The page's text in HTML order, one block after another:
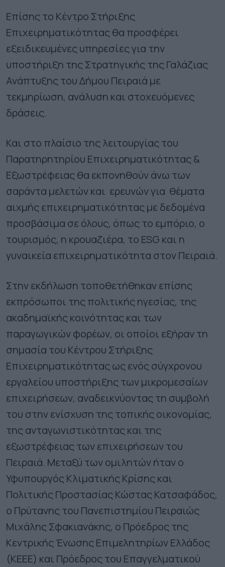
Επίσης το Κέντρο Στήριξης
Επιχειρηματικότητας θα προσφέρει
εξειδικευμένες υπηρεσίες για την
υποστήριξη της Στρατηγικής της Γαλάζιας
Ανάπτυξης του Δήμου Πειραιά με
τεκμηρίωση, ανάλυση και στοχευόμενες
δράσεις.
Και στο πλαίσιο της λειτουργίας του
Παρατηρητηρίου Επιχειρηματικότητας &
Εξωστρέφειας θα εκπονηθούν άνω των
σαράντα μελετών και ερευνών για θέματα
αιχμής επιχειρηματικότητας με δεδομένα
προσβάσιμα σε όλους, όπως το εμπόριο, ο
τουρισμός, η κρουαζιέρα, το ESG και η
γυναικεία επιχειρηματικότητα στον Πειραιά.
Στην εκδήλωση τοποθετήθηκαν επίσης
εκπρόσωποι της πολιτικής ηγεσίας, της
ακαδημαϊκής κοινότητας και των
παραγωγικών φορέων, οι οποίοι εξήραν τη
σημασία του Κέντρου Στήριξης
Επιχειρηματικότητας ως ενός σύγχρονου
εργαλείου υποστήριξης των μικρομεσαίων
επιχειρήσεων, αναδεικνύοντας τη συμβολή
του στην ενίσχυση της τοπικής οικονομίας,
της ανταγωνιστικότητας και της
εξωστρέφειας των επιχειρήσεων του
Πειραιά. Μεταξύ των ομιλητών ήταν ο
Υφυπουργός Κλιματικής Κρίσης και
Πολιτικής Προστασίας Κώστας Κατσαφάδος,
ο Πρύτανης του Πανεπιστημίου Πειραιώς
Μιχάλης Σφακιανάκης, ο Πρόεδρος της
Κεντρικής Ένωσης Επιμελητηρίων Ελλάδος
(ΚΕΕΕ) και Πρόεδρος του Επαγγελματικού